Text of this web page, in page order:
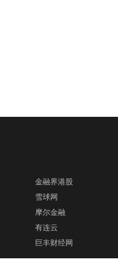
金融界港股
雪球网
摩尔金融
有连云
巨丰财经网